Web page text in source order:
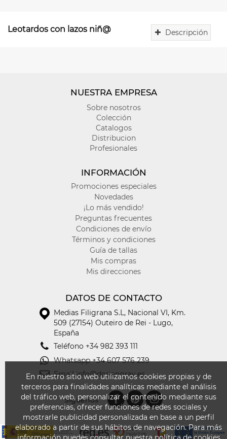
Descripción
Leotardos con lazos niñ@
leotardos
cuidadosamente
diseñado
preciosos
lazos
En nuestro sitio web utilizamos cookies propias y de
terceros para finalidades analíticas mediante el análisis
del tráfico web, personalizar el contenido mediante sus
preferencias, ofrecer funciones de redes sociales y
mostrarle publicidad personalizada en base a un perfil
elaborado a partir de sus hábitos de navegación. Para más
NUESTRA EMPRESA
Sobre nosotros
Colección
Catalogos
Distribucion
Profesionales
INFORMACIÓN
Promociones especiales
Novedades
¡Lo más vendido!
Preguntas frecuentes
Condiciones de envío
Términos y condiciones
Guía de tallas
Mis compras
Mis direcciones
DATOS DE CONTACTO
Medias Filigrana S.L, Nacional VI, Km.
509 (27154) Outeiro de Rei - Lugo,
España
Teléfono +34 982 393 111
Whatsapp +34 607 576 239
Email info@doriangray.es
Síguenos